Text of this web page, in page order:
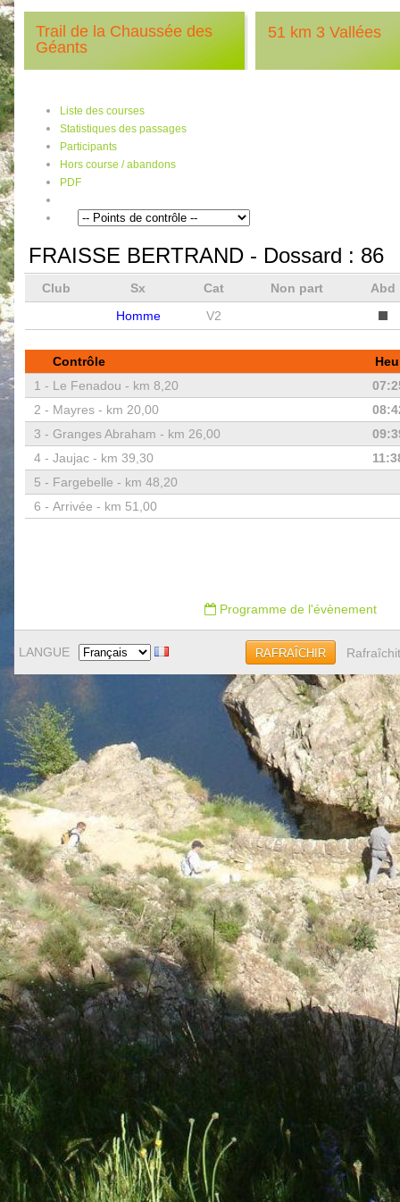
Trail de la Chaussée des
Géants
51 km 3 Vallées
Liste des courses
Statistiques des passages
Participants
Hors course / abandons
PDF
FRAISSE BERTRAND- Dossard : 86
Club Sx Cat Non part
Abd
Homme
V2
Contrôle
1 - Le Fenadou - km 8,20
2 - Mayres - km 20,00
3 - Granges Abraham - km 26,00
4 - Jaujac - km 39,30
5 - Fargebelle - km 48,20
6 - Arrivée - km 51,00
Programme de l'évènement
LANGUE RAFRAÎCHIR